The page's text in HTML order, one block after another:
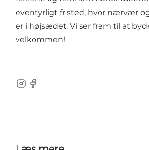
eventyrligt fristed, hvor nærvær
er i højsædet. Vi ser frem til at
velkommen!
Instagram
Facebook